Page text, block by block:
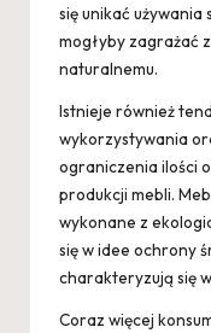
się unikać
mogłyby zagrażać
naturalnemu.
Istnieje również
wykorzystywania
ograniczenia ilości
produkcji mebli.
wykonane z
się w idee ochrony
charakteryzują się
Coraz więcej